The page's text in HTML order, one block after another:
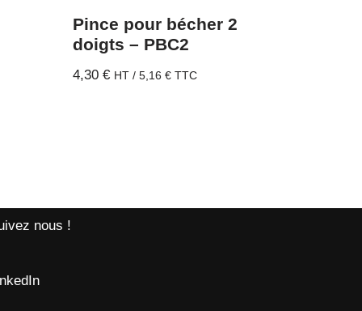
Pince pour bécher 2
doigts – PBC2
4,30€ HT /5,16€ TTC
nous !